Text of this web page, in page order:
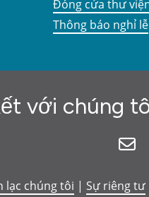
Đóng cửa thư
Thông báo nghỉ lễ
với chúng
lạc chúng tôi | Sự riêng tư